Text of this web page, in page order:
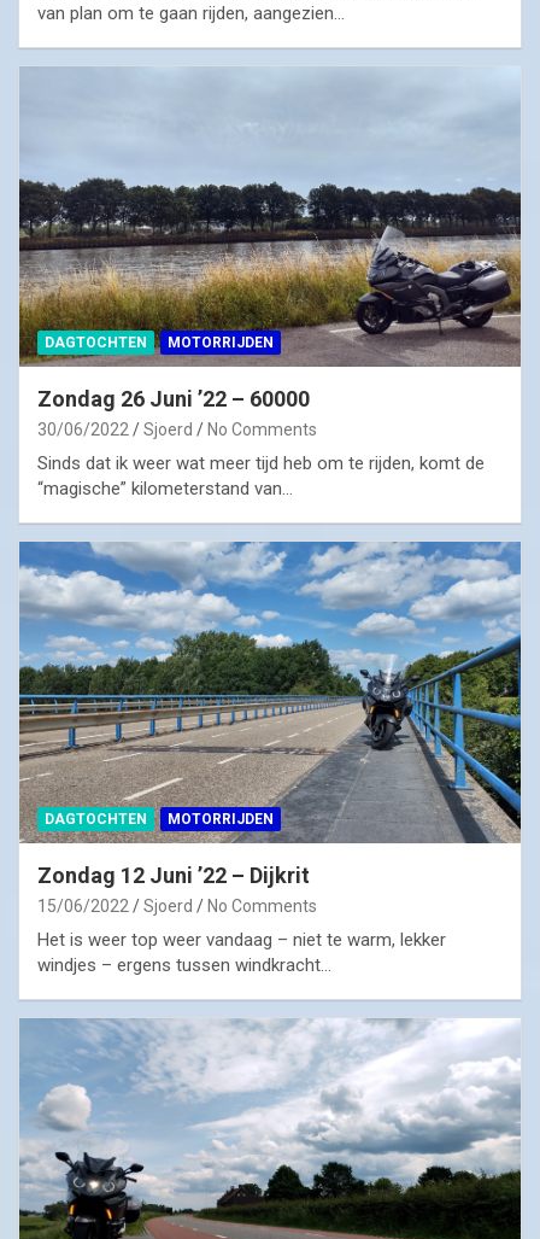
van plan om te gaan rijden, aangezien…
DAGTOCHTEN MOTORRIJDEN
Zondag 26 Juni ’22 – 60000
30/06/2022 Sjoerd No Comments
Sinds dat ik weer wat meer tijd heb om te rijden, komt de
“magische” kilometerstand van…
DAGTOCHTEN MOTORRIJDEN
Zondag 12 Juni ’22 – Dijkrit
15/06/2022 Sjoerd No Comments
Het is weer top weer vandaag – niet te warm, lekker
windjes – ergens tussen windkracht…